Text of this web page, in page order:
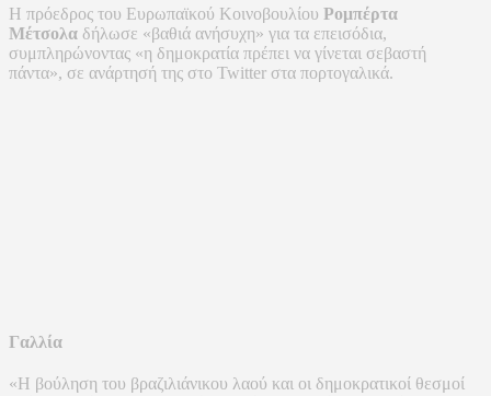
Η πρόεδρος του Ευρωπαϊκού Κοινοβουλίου Ρομπέρτα
Μέτσολα δήλωσε «βαθιά ανήσυχη» για τα επεισόδια,
συμπληρώνοντας «η δημοκρατία πρέπει να γίνεται σεβαστή
πάντα», σε ανάρτησή της στο Twitter στα πορτογαλικά.
Γαλλία
«Η βούληση του βραζιλιάνικου λαού και οι δημοκρατικοί θεσμοί